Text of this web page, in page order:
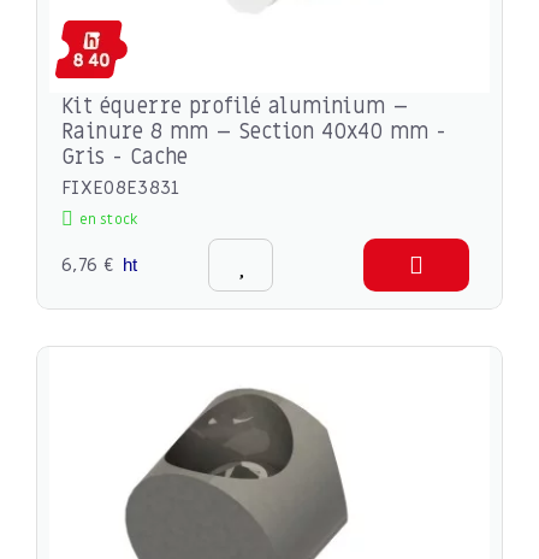
Kit équerre profilé aluminium –
Rainure 8 mm – Section 40x40 mm -
Gris - Cache
FIXE08E3831
en stock
6,76 € ht